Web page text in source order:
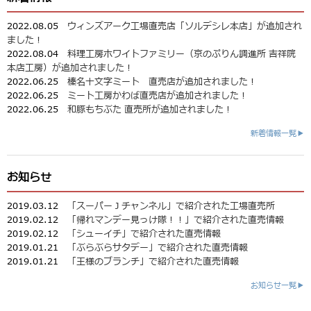
2022.08.05 ウィンズアーク工場直売店「ソルデシレ本店」が追加され
ました！
2022.08.04 料理工房ホワイトファミリー（京のぷりん調進所 吉祥院
本店工房）が追加されました！
2022.06.25 榛名十文字ミート 直売店が追加されました！
2022.06.25 ミート工房かわば直売店が追加されました！
2022.06.25 和豚もちぶた 直売所が追加されました！
新着情報一覧▶
お知らせ
2019.03.12
「スーパーＪチャンネル」で紹介された工場直売所
2019.02.12
「帰れマンデー見っけ隊！！」で紹介された直売情報
2019.02.12
「シューイチ」で紹介された直売情報
2019.01.21
「ぶらぶらサタデー」で紹介された直売情報
2019.01.21
「王様のブランチ」で紹介された直売情報
お知らせ一覧▶